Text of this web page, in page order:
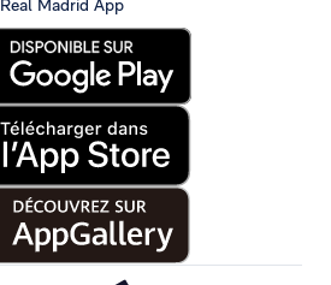
Real Madrid App